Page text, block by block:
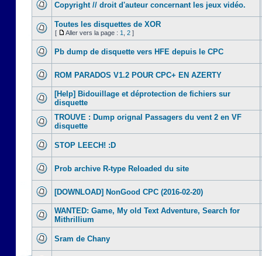
Copyright // droit d'auteur concernant les jeux vidéo.
Toutes les disquettes de XOR
[ Aller vers la page : 1 2 ]
Pb dump de disquette vers HFE depuis le CPC
ROM PARADOS V1.2 POUR CPC+ EN AZERTY
[Help] Bidouillage et déprotection de fichiers sur
disquette
TROUVE : Dump orignal Passagers du vent 2 en VF
disquette
STOP LEECH! :D
Prob archive R-type Reloaded du site
[DOWNLOAD] NonGood CPC (2016-02-20)
WANTED: Game, My old Text Adventure, Search for
Mithrillium
Sram de Chany